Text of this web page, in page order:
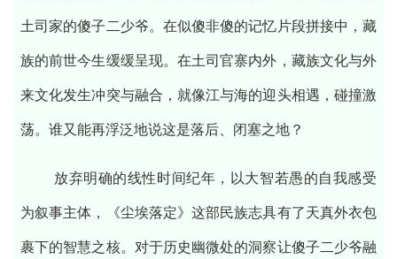
土司家的傻子二少爷。在似傻非傻的记忆片段拼接中，藏
族的前世今生缓缓呈现。在土司官寨内外，藏族文化与外
来文化发生冲突与融合，就像江与海的迎头相遇，碰撞激
荡。谁又能再浮泛地说这是落后、闭塞之地？
放弃明确的线性时间纪年，以大智若愚的自我感受
为叙事主体，《尘埃落定》这部民族志具有了天真外衣包
裹下的智慧之核。对于历史幽微处的洞察让傻子二少爷融